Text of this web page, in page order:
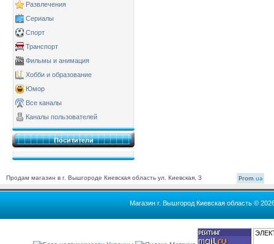
Развлечения
Сериалы
Спорт
Транспорт
Фильмы и анимация
Хобби и образование
Юмор
Все каналы
Каналы пользователей
Поситители
Продам магазин в г. Вышгороде Киевская область ул. Киевская, 3 Prom.ua
Магазин г. Вышгород Киевская область ©